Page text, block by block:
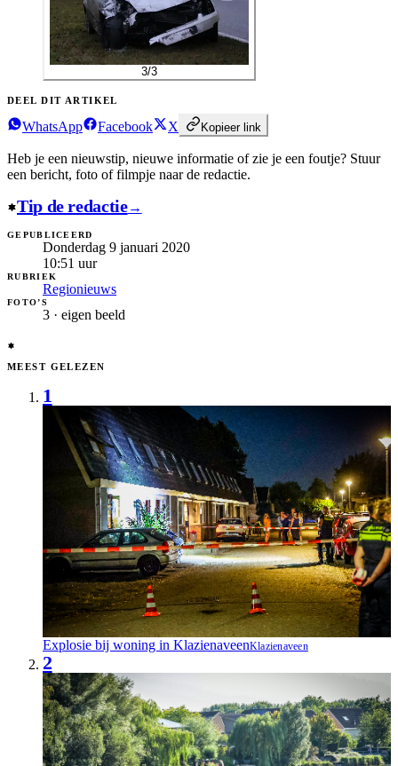
3/3
DEEL DIT ARTIKEL
WhatsApp Facebook X Kopieer link
Heb je een nieuwstip, nieuwe informatie of zie je een foutje? Stuur
een bericht, foto of filmpje naar de redactie.
Tip de redactie→
GEPUBLICEERD
Donderdag 9 januari 2020
10:51 uur
RUBRIEK
Regionieuws
FOTO’S
3 · eigen beeld
MEEST GELEZEN
1
Explosie bij woning in KlazienaveenKlazienaveen
2